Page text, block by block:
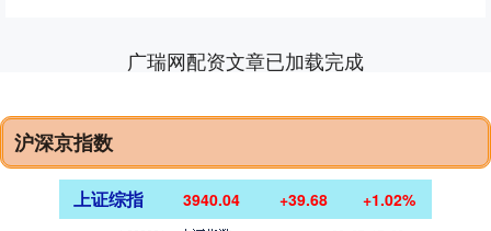
广瑞网配资文章已加载完成
沪深京指数
上证综指 3940.04 +39.68 +1.02%